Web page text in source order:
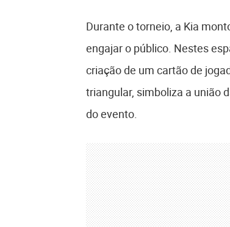
Durante o torneio, a Kia
engajar o público. Nestes
criação de um cartão de
triangular, simboliza a união
do evento.